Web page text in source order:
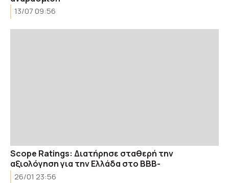
13/07 09:56
Scope Ratings: Διατήρησε σταθερή την
αξιολόγηση για την Ελλάδα στο BBB-
26/01 23:56